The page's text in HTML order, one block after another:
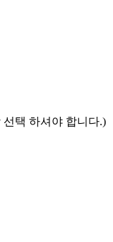
택 하셔야 합니다.)